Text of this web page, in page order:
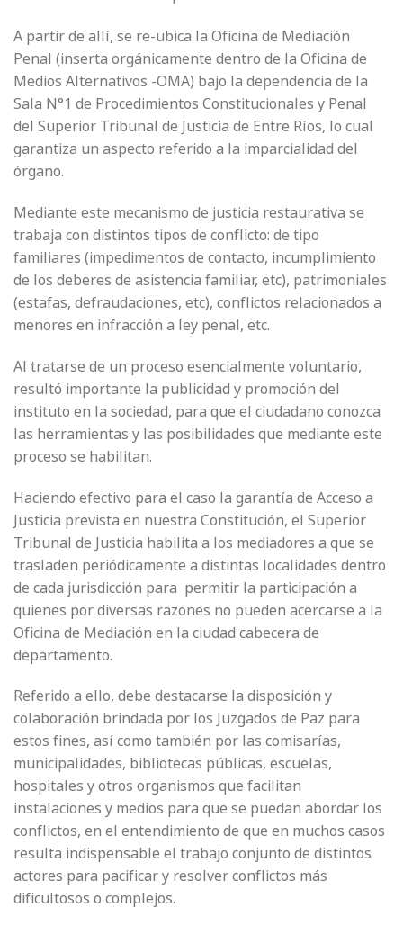
A partir de allí, se re-ubica la Oficina de Mediación
Penal (inserta orgánicamente dentro de la Oficina de
Medios Alternativos -OMA) bajo la dependencia de la
Sala N°1 de Procedimientos Constitucionales y Penal
del Superior Tribunal de Justicia de Entre Ríos, lo cual
garantiza un aspecto referido a la imparcialidad del
órgano.
Mediante este mecanismo de justicia restaurativa se
trabaja con distintos tipos de conflicto: de tipo
familiares (impedimentos de contacto, incumplimiento
de los deberes de asistencia familiar, etc), patrimoniales
(estafas, defraudaciones, etc), conflictos relacionados a
menores en infracción a ley penal, etc.
Al tratarse de un proceso esencialmente voluntario,
resultó importante la publicidad y promoción del
instituto en la sociedad, para que el ciudadano conozca
las herramientas y las posibilidades que mediante este
proceso se habilitan.
Haciendo efectivo para el caso la garantía de Acceso a
Justicia prevista en nuestra Constitución, el Superior
Tribunal de Justicia habilita a los mediadores a que se
trasladen periódicamente a distintas localidades dentro
de cada jurisdicción para permitir la participación a
quienes por diversas razones no pueden acercarse a la
Oficina de Mediación en la ciudad cabecera de
departamento.
Referido a ello, debe destacarse la disposición y
colaboración brindada por los Juzgados de Paz para
estos fines, así como también por las comisarías,
municipalidades, bibliotecas públicas, escuelas,
hospitales y otros organismos que facilitan
instalaciones y medios para que se puedan abordar los
conflictos, en el entendimiento de que en muchos casos
resulta indispensable el trabajo conjunto de distintos
actores para pacificar y resolver conflictos más
dificultosos o complejos.